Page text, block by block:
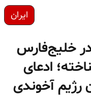
ایران
خلیج‌فارس
ادعای
رژیم آخوندی